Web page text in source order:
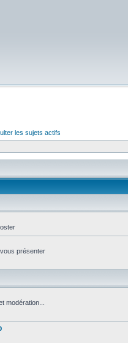
les sujets actifs
présenter
modération...